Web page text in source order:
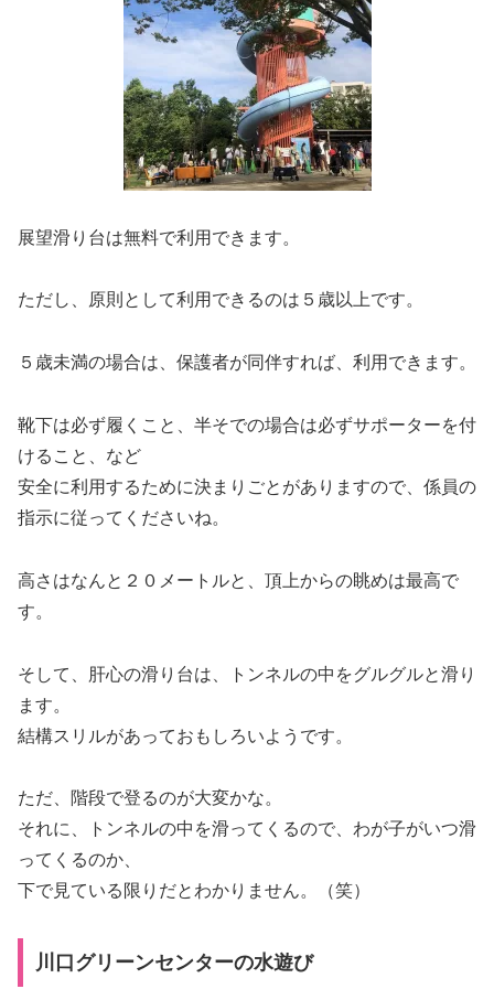
展望滑り台は無料で利用できます。
ただし、原則として利用できるのは５歳以上です。
５歳未満の場合は、保護者が同伴すれば、利用できます。
靴下は必ず履くこと、半そでの場合は必ずサポーターを付
けること、など
安全に利用するために決まりごとがありますので、係員の
指示に従ってくださいね。
高さはなんと２０メートルと、頂上からの眺めは最高で
す。
そして、肝心の滑り台は、トンネルの中をグルグルと滑り
ます。
結構スリルがあっておもしろいようです。
ただ、階段で登るのが大変かな。
それに、トンネルの中を滑ってくるので、わが子がいつ滑
ってくるのか、
下で見ている限りだとわかりません。（笑）
川口グリーンセンターの水遊び